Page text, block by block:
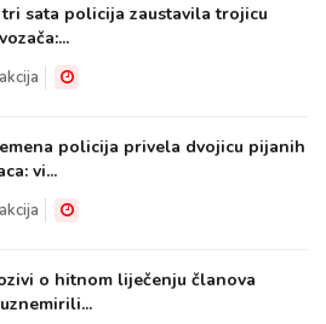
tri sata policija zaustavila trojicu
policija privela dvojicu pijanih
vi...
o hitnom liječenju članova